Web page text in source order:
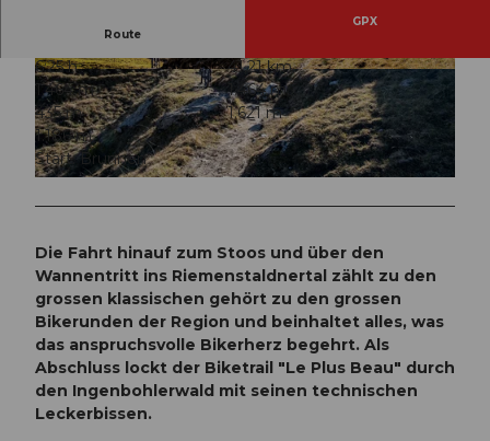
© Xaver Büeler, Bikegenoss Zentralschweiz © Xaver Büeler, Bikegenoss Zentralschweiz
Route
GPX
6:25 h
41,21 km
1.464 m
1.464 m
435 m
1.621 m
1.186 m
Start: Brunnen
Die Fahrt hinauf zum Stoos und über den
Wannentritt ins Riemenstaldnertal zählt zu den
grossen klassischen gehört zu den grossen
Bikerunden der Region und beinhaltet alles, was
das anspruchsvolle Bikerherz begehrt. Als
Abschluss lockt der Biketrail "Le Plus Beau" durch
den Ingenbohlerwald mit seinen technischen
Leckerbissen.